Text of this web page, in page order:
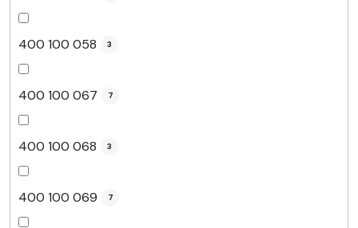
400 100 058 3
400 100 067 7
400 100 068 3
400 100 069 7